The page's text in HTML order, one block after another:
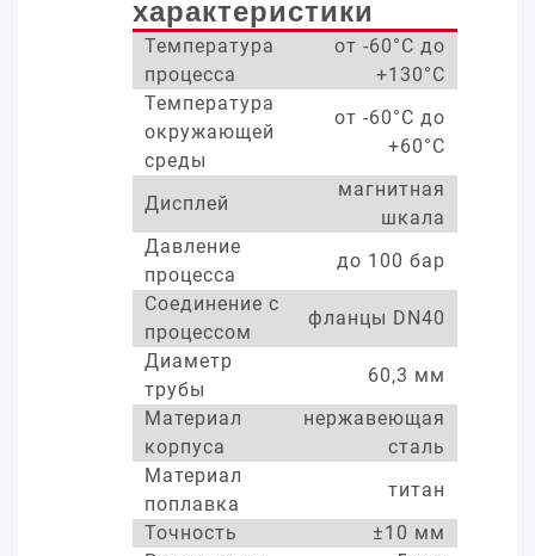
характеристики
Температура
процесса
от -60°С до
+130°С
Температура
окружающей
среды
от -60°С до
+60°С
Дисплей
магнитная
шкала
Давление
процесса
до 100 бар
Соединение с
процессом
фланцы DN40
Диаметр
трубы
60,3 мм
Материал
корпуса
нержавеющая
сталь
Материал
поплавка
титан
Точность
±10 мм